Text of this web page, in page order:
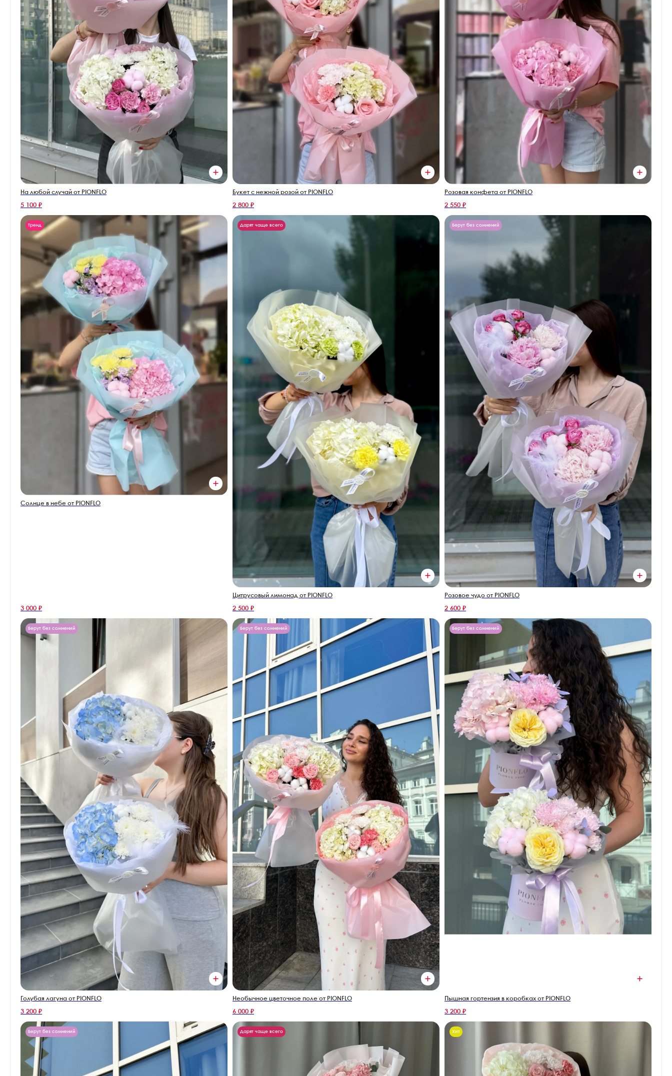
На любой случай от PIONFLO
5 100 ₽
Букет с нежной розой от PIONFLO
2 800 ₽
Розовая конфета от PIONFLO
2 550 ₽
Тренд
Солнце в небе от PIONFLO
3 000 ₽
Дарят чаще всего
Цитрусовый лимонад от PIONFLO
2 500 ₽
Берут без сомнений
Розовое чудо от PIONFLO
2 600 ₽
Берут без сомнений
Голубая лагуна от PIONFLO
3 200 ₽
Берут без сомнений
Необычное цветочное поле от PIONFLO
6 000 ₽
Берут без сомнений
Пышная гортензия в коробках от PIONFLO
3 200 ₽
Берут без сомнений Дарят чаще всего Хит